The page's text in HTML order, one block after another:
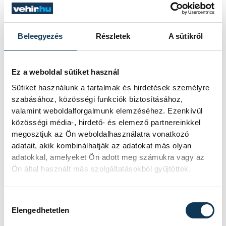
Beleegyezés Részletek A sütikről
Ez a weboldal sütiket használ
Sütiket használunk a tartalmak és hirdetések személyre
szabásához, közösségi funkciók biztosításához,
valamint weboldalforgalmunk elemzéséhez. Ezenkívül
közösségi média-, hirdető- és elemező partnereinkkel
megosztjuk az Ön weboldalhasználatra vonatkozó
adatait, akik kombinálhatják az adatokat más olyan
adatokkal, amelyeket Ön adott meg számukra vagy az
Ön által használt más szolgáltatásokból gyűjtöttek.
Elengedhetetlen
Veszprém ezen rejtett ütőere egykor
a kézművesek hangos, izzadságszagú
világa volt. Szinte hallani a
suszternagybőgő puffanását, a pékek
mélyet szippantunk a Séd-völgyi
levegőből, talán még az indigó fanyar
illatát is érezzük, amelyek a kékfestő
műhelyekből áradtak ki. Most ezt a
mesterséget mutatjuk be, akiknek a
nevét egy utca is őrzi.
BOR
Mégis mi a közös a jazz-